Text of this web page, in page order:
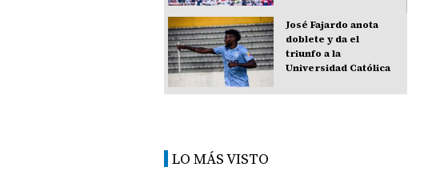
José Fajardo anota
doblete y da el
triunfo a la
Universidad Católica
LO MÁS VISTO